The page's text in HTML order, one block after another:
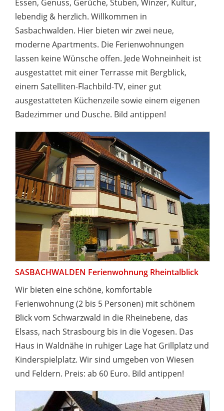
Essen, Genuss, Gerüche, Stuben, Winzer, Kultur,
lebendig & herzlich. Willkommen in
Sasbachwalden. Hier bieten wir zwei neue,
moderne Apartments. Die Ferienwohnungen
lassen keine Wünsche offen. Jede Wohneinheit ist
ausgestattet mit einer Terrasse mit Bergblick,
einem Satelliten-Flachbild-TV, einer gut
ausgestatteten Küchenzeile sowie einem eigenen
Badezimmer und Dusche. Bild antippen!
SASBACHWALDEN Ferienwohnung Rheintalblick
Wir bieten eine schöne, komfortable
Ferienwohnung (2 bis 5 Personen) mit schönem
Blick vom Schwarzwald in die Rheinebene, das
Elsass, nach Strasbourg bis in die Vogesen. Das
Haus in Waldnähe in ruhiger Lage hat Grillplatz und
Kinderspielplatz. Wir sind umgeben von Wiesen
und Feldern. Preis: ab 60 Euro. Bild antippen!